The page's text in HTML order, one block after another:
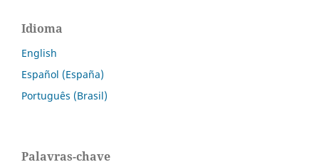
Idioma
English
Español (España)
Português (Brasil)
Palavras-chave